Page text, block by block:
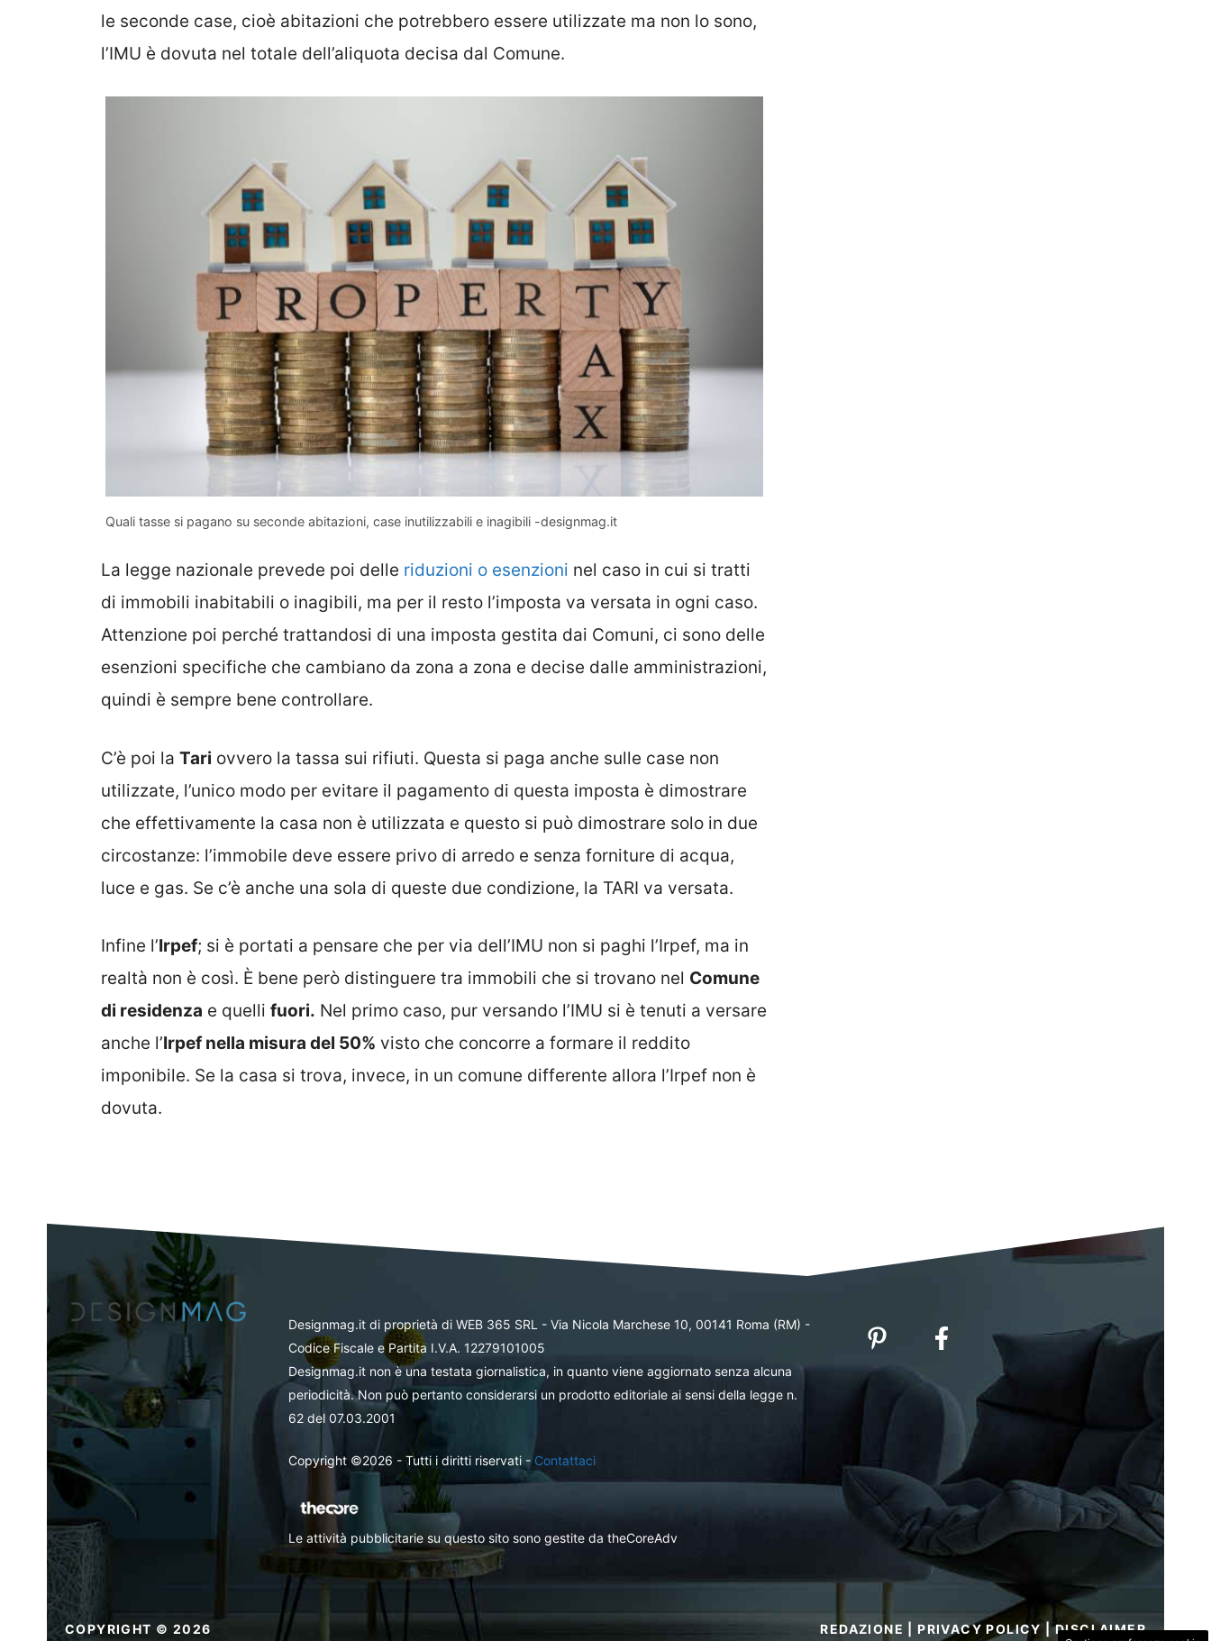
le seconde case, cioè abitazioni che potrebbero essere utilizzate ma non lo sono,
l’IMU è dovuta nel totale dell’aliquota decisa dal Comune.
Quali tasse si pagano su seconde abitazioni, case inutilizzabili e inagibili -designmag.it
La legge nazionale prevede poi delle riduzioni o esenzioni nel caso in cui si tratti
di immobili inabitabili o inagibili, ma per il resto l’imposta va versata in ogni caso.
Attenzione poi perché trattandosi di una imposta gestita dai Comuni, ci sono delle
esenzioni specifiche che cambiano da zona a zona e decise dalle amministrazioni,
quindi è sempre bene controllare.
C’è poi la Tari ovvero la tassa sui rifiuti. Questa si paga anche sulle case non
utilizzate, l’unico modo per evitare il pagamento di questa imposta è dimostrare
che effettivamente la casa non è utilizzata e questo si può dimostrare solo in due
circostanze: l’immobile deve essere privo di arredo e senza forniture di acqua,
luce e gas. Se c’è anche una sola di queste due condizione, la TARI va versata.
Infine l’Irpef; si è portati a pensare che per via dell’IMU non si paghi l’Irpef, ma in
realtà non è così. È bene però distinguere tra immobili che si trovano nel Comune
di residenza e quelli fuori. Nel primo caso, pur versando l’IMU si è tenuti a versare
anche l’Irpef nella misura del 50% visto che concorre a formare il reddito
imponibile. Se la casa si trova, invece, in un comune differente allora l’Irpef non è
dovuta.
Designmag.it di proprietà di WEB 365 SRL - Via Nicola Marchese 10, 00141 Roma (RM) -
Codice Fiscale e Partita I.V.A. 12279101005
Designmag.it non è una testata giornalistica, in quanto viene aggiornato senza alcuna
periodicità. Non può pertanto considerarsi un prodotto editoriale ai sensi della legge n.
62 del 07.03.2001
Copyright ©2026 - Tutti i diritti riservati -Contattaci
Le attività pubblicitarie su questo sito sono gestite da theCoreAdv
COPYRIGHT © 2026 REDAZIONE PRIVACY POLICY |DISCLAIMER